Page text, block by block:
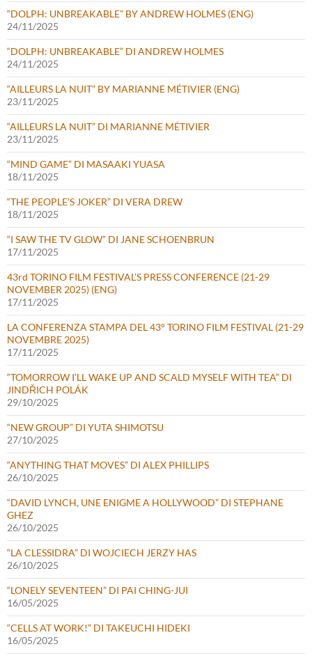
“DOLPH: UNBREAKABLE” BY ANDREW HOLMES (ENG)
24/11/2025
“DOLPH: UNBREAKABLE” DI ANDREW HOLMES
24/11/2025
“AILLEURS LA NUIT” BY MARIANNE MÉTIVIER (ENG)
23/11/2025
“AILLEURS LA NUIT” DI MARIANNE MÉTIVIER
23/11/2025
“MIND GAME” DI MASAAKI YUASA
18/11/2025
“THE PEOPLE’S JOKER” DI VERA DREW
18/11/2025
“I SAW THE TV GLOW” DI JANE SCHOENBRUN
17/11/2025
43rd TORINO FILM FESTIVAL’S PRESS CONFERENCE (21-29
NOVEMBER 2025) (ENG)
17/11/2025
LA CONFERENZA STAMPA DEL 43° TORINO FILM FESTIVAL (21-29
NOVEMBRE 2025)
17/11/2025
“TOMORROW I’LL WAKE UP AND SCALD MYSELF WITH TEA” DI
JINDŘICH POLÁK
29/10/2025
“NEW GROUP” DI YUTA SHIMOTSU
27/10/2025
“ANYTHING THAT MOVES” DI ALEX PHILLIPS
26/10/2025
“DAVID LYNCH, UNE ENIGME A HOLLYWOOD” DI STEPHANE
GHEZ
26/10/2025
“LA CLESSIDRA” DI WOJCIECH JERZY HAS
26/10/2025
“LONELY SEVENTEEN” DI PAI CHING-JUI
16/05/2025
“CELLS AT WORK!” DI TAKEUCHI HIDEKI
16/05/2025